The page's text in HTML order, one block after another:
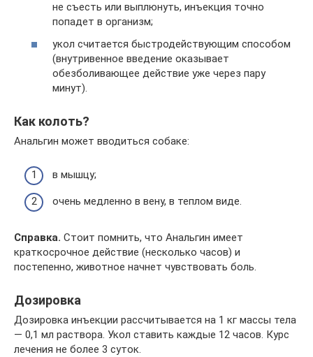
не съесть или выплюнуть, инъекция точно
попадет в организм;
укол считается быстродействующим способом
(внутривенное введение оказывает
обезболивающее действие уже через пару
минут).
Как колоть?
Анальгин может вводиться собаке:
в мышцу;
очень медленно в вену, в теплом виде.
Справка. Стоит помнить, что Анальгин имеет
краткосрочное действие (несколько часов) и
постепенно, животное начнет чувствовать боль.
Дозировка
Дозировка инъекции рассчитывается на 1 кг массы тела
— 0,1 мл раствора. Укол ставить каждые 12 часов. Курс
лечения не более 3 суток.